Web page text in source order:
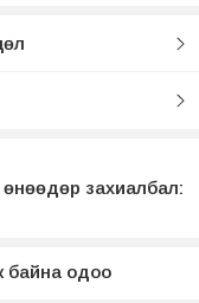
захиалбал:
байна одоо